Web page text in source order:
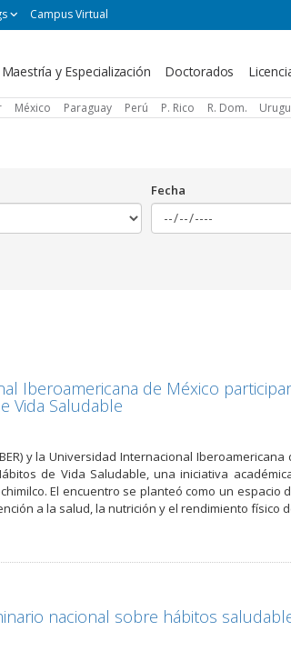
Campus Virtual
Maestría y Especialización Doctorados
México Paraguay Perú P. Rico R. Dom.
Fecha
Iberoamericana de México
Vida Saludable
y la Universidad Internacional Iberoamericana
de Vida Saludable, una iniciativa
El encuentro se planteó como un espacio
a la salud, la nutrición y el rendimiento físico
nacional sobre hábitos